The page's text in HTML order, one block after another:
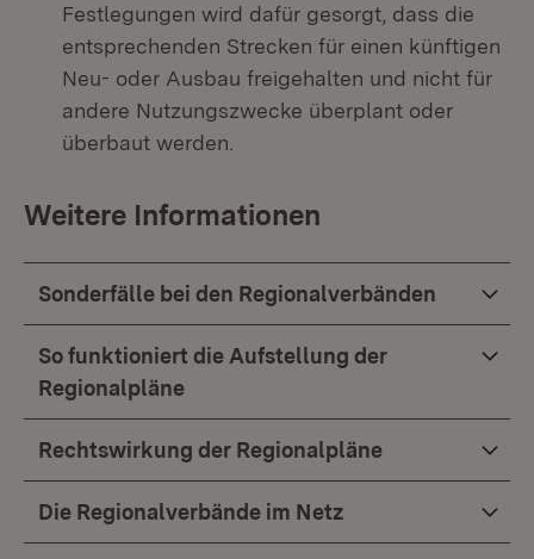
Festlegungen wird dafür gesorgt, dass die
entsprechenden Strecken für einen künftigen
Neu- oder Ausbau freigehalten und nicht für
andere Nutzungszwecke überplant oder
überbaut werden.
Weitere Informationen
Sonderfälle bei den Regionalverbänden
So funktioniert die Aufstellung der
Regionalpläne
Rechtswirkung der Regionalpläne
Die Regionalverbände im Netz